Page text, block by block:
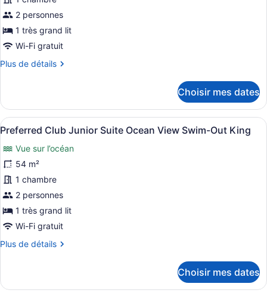
type
de
chambre :
Preferred
Club
Junior
Ocean
View
King
2 personnes
1 très grand lit
Wi-Fi gratuit
Plus de détails
Plus
Preferred
Club
Junior
Ocean
View
King
Choisir mes dates
Afficher
toutes
les
photos
pour
ce
type
de
chambre :
Preferred
Suite
8
Preferred Club Junior Suite Ocean View Swim-Out King
Vue sur l’océan
54 m²
1 chambre
2 personnes
1 très grand lit
Wi-Fi gratuit
Plus de détails
Plus
Preferred
Choisir mes dates